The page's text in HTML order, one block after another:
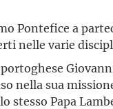
Pontefice a
nelle varie
portoghese
nella sua
stesso Papa